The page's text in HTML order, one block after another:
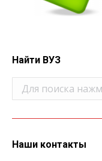
Найти ВУЗ
Поиск:
Наши контакты